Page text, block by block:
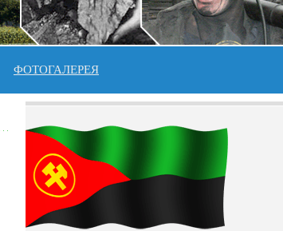
ФОТОГАЛЕРЕЯ